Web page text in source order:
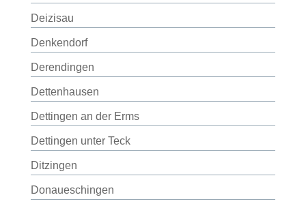
Deizisau
Denkendorf
Derendingen
Dettenhausen
Dettingen an der Erms
Dettingen unter Teck
Ditzingen
Donaueschingen